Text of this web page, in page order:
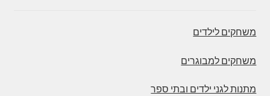
משחקים לילדים
משחקים למבוגרים
מתנות לגני ילדים ובתי ספר